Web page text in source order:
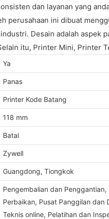
dan layanan yang
perusahaan ini dibuat
Desain adalah
itu, Printer Mini, Printer
Ya
Panas
Printer Kode Batang
118 mm
Batal
Zywell
Guangdong, Tiongkok
Pengembalian dan Penggantian,
Perbaikan, Pusat Panggilan dan
Teknis online, Pelatihan dan